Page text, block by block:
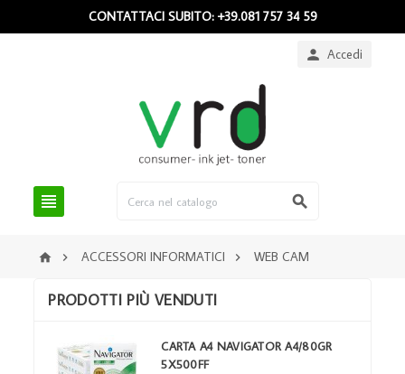
CONTATTACI SUBITO: +39.081 757 34 59
 Accedi
 
  ACCESSORI INFORMATICI  WEB CAM
PRODOTTI PIÙ VENDUTI
CARTA A4 NAVIGATOR A4/80GR
5X500FF